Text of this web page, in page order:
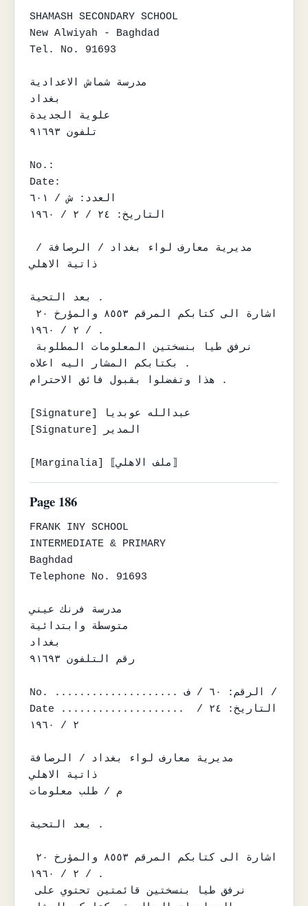
SHAMASH SECONDARY SCHOOL
New Alwiyah - Baghdad
Tel. No. 91693
مدرسة شماش الاعدادية
بغداد
علوية الجديدة
تلفون ٩١٦٩٣
No.:
Date:
العدد: ش / ٦٠١
التاريخ: ٢٤ / ٢ / ١٩٦٠
ذاتية الاهلي
بعد التحية .
/ ٢ / ١٩٦٠ .
بكتابكم المشار اليه اعلاه .
هذا وتفضلوا بقبول فائق الاحترام .
[Signature] عبدالله عوبديا
[Signature] المدير
[Marginalia] ⟦ملف الاهلي⟧
Page 186
FRANK INY SCHOOL
INTERMEDIATE & PRIMARY
Baghdad
Telephone No. 91693
مدرسة فرنك عيني
متوسطة وابتدائية
بغداد
رقم التلفون ٩١٦٩٣
No. .................... الرقم: ٦٠ / ف /
Date .................... التاريخ: ٢٤ /
٢ / ١٩٦٠
مديرية معارف لواء بغداد / الرصافة
ذاتية الاهلي
م / طلب معلومات
بعد التحية .
/ ٢ / ١٩٦٠ .
نرفق طيا بنسختين قائمتين تحتوي على